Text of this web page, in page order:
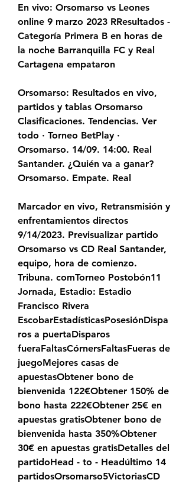
En vivo: Orsomarso vs Leones
online 9 marzo 2023 RResultados -
Categoría Primera B en horas de
la noche Barranquilla FC y Real
Cartagena empataron
Orsomarso: Resultados en vivo,
partidos y tablas Orsomarso
Clasificaciones. Tendencias. Ver
todo · Torneo BetPlay ·
Orsomarso. 14/09. 14:00. Real
Santander. ¿Quién va a ganar?
Orsomarso. Empate. Real
Marcador en vivo, Retransmisión y
enfrentamientos directos
9/14/2023. Previsualizar partido
Orsomarso vs CD Real Santander,
equipo, hora de comienzo.
Tribuna. comTorneo Postobón11
Jornada, Estadio: Estadio
Francisco Rivera
EscobarEstadísticasPosesiónDispa
ros a puertaDisparos
fueraFaltasCórnersFaltasFueras de
juegoMejores casas de
apuestasObtener bono de
bienvenida 122€Obtener 150% de
bono hasta 222€Obtener 25€ en
apuestas gratisObtener bono de
bienvenida hasta 350%Obtener
30€ en apuestas gratisDetalles del
partidoHead - to - Headúltimo 14
partidosOrsomarso5VictoriasCD